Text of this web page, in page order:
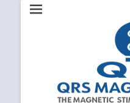
The Magnetic Stimulation